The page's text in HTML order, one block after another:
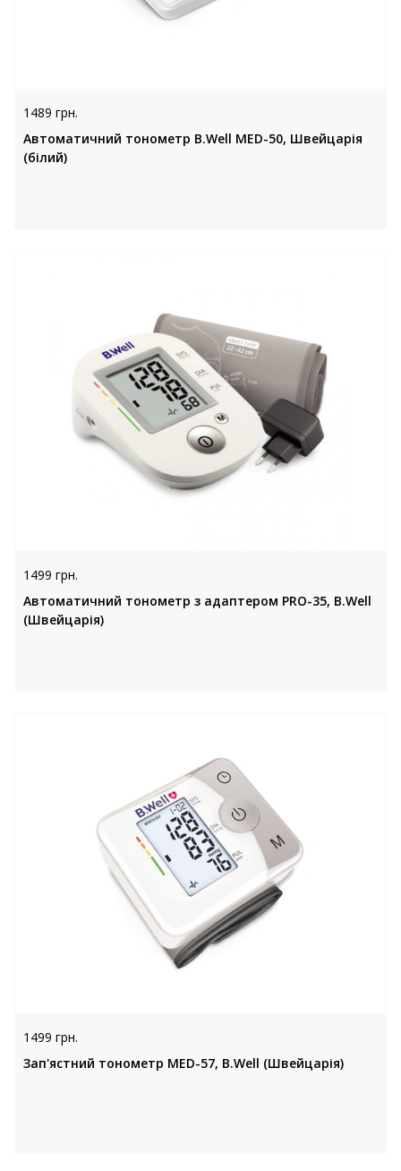
1489 грн.
Автоматичний тонометр B.Well MED-50, Швейцарія
(білий)
1499 грн.
Автоматичний тонометр з адаптером PRO-35, B.Well
(Швейцарія)
1499 грн.
Зап'ястний тонометр MED-57, B.Well (Швейцарія)